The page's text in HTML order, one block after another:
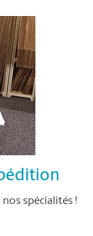
spécialités !